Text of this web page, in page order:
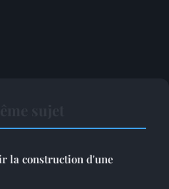
la construction d'une